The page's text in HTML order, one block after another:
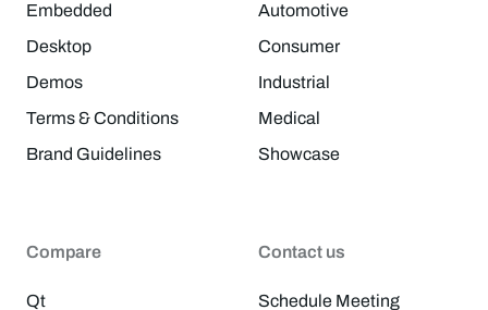
Embedded
Desktop
Demos
Terms & Conditions
Brand Guidelines
Automotive
Consumer
Industrial
Medical
Showcase
Compare
Qt
Contact us
Schedule Meeting